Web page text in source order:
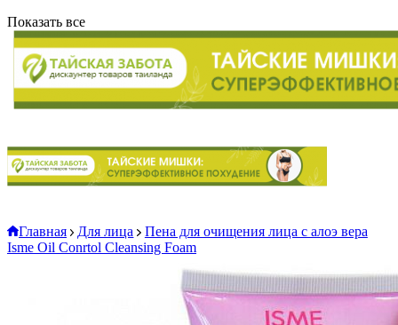
Показать все
Главная Для лица
Пена для очищения лица с алоэ вера
Isme Oil Conrtol Cleansing Foam